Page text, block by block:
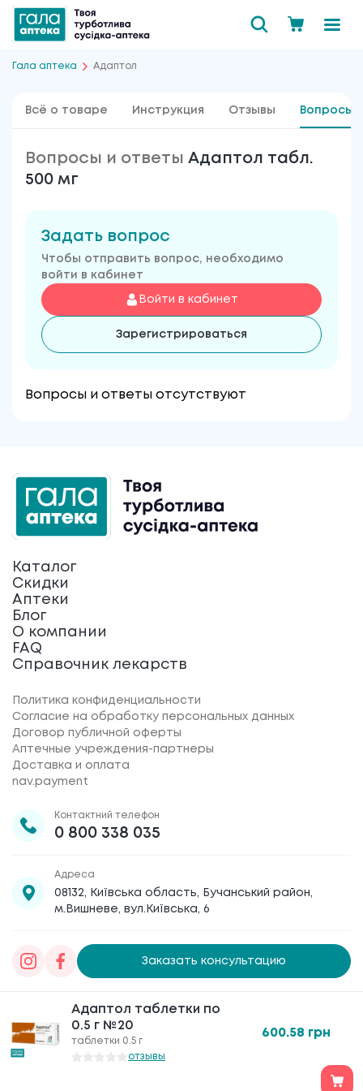
Гала аптека Адаптол
Всё о товаре Инструкция Отзывы Вопросы
Вопросы и ответы Адаптол табл.
500 мг
Задать вопрос
Чтобы отправить вопрос, необходимо
войти в кабинет
Войти в кабинет
Зарегистрироваться
Вопросы и ответы отсутствуют
Адаптол таблетки по
0.5 г №20
таблетки 0.5 г
отзывы
600.58 грн
Адаптол таблетки по
0.5 г №20
таблетки 0.5 г
отзывы
600.58 грн
Каталог
Скидки
Аптеки
Блог
О компании
FAQ
Справочник лекарств
Политика конфиденциальности
Согласие на обработку персональных данных
Договор публичной оферты
Аптечные учреждения-партнеры
Доставка и оплата
nav.payment
Контактний телефон
0 800 338 035
Адреса
08132, Київська область, Бучанський район,
м.Вишневе, вул.Київська, 6
Заказать консультацию
Товариство з обмеженою відповідальністю
«Галафарм», код ЄДРПОУ 30886474 © 2020-2026